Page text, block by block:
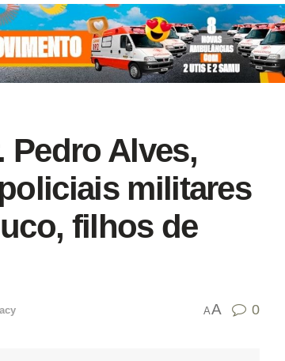
Pedro Alves,
militares
filhos de
AA 0